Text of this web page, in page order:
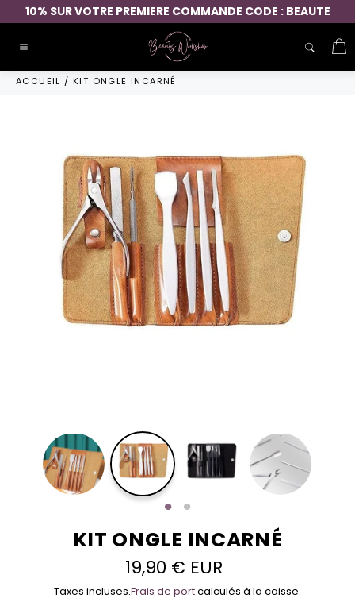
Passer
au
10% SUR VOTRE PREMIERE COMMANDE CODE : BEAUTE
ACCUEIL / KIT ONGLE INCARNÉ
KIT ONGLE INCARNÉ
Prix
régulier
19,90 € EUR
Taxes incluses.Frais de portcalculés à la caisse.